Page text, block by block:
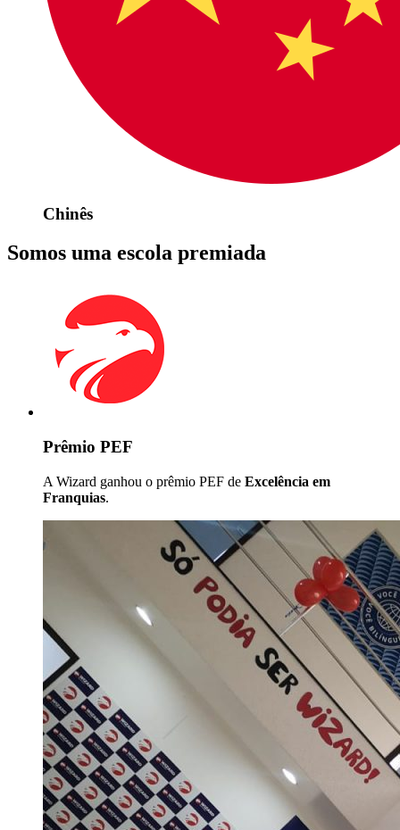
Chinês
Somos uma escola premiada
Prêmio PEF
A Wizard ganhou o prêmio PEF de Excelência em
Franquias.